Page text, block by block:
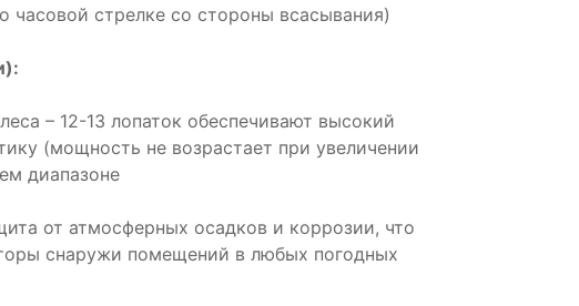
часовой стрелке со стороны всасывания)
– 12-13 лопаток обеспечивают высокий
(мощность не возрастает при увеличении
диапазоне
от атмосферных осадков и коррозии, что
снаружи помещений в любых погодных